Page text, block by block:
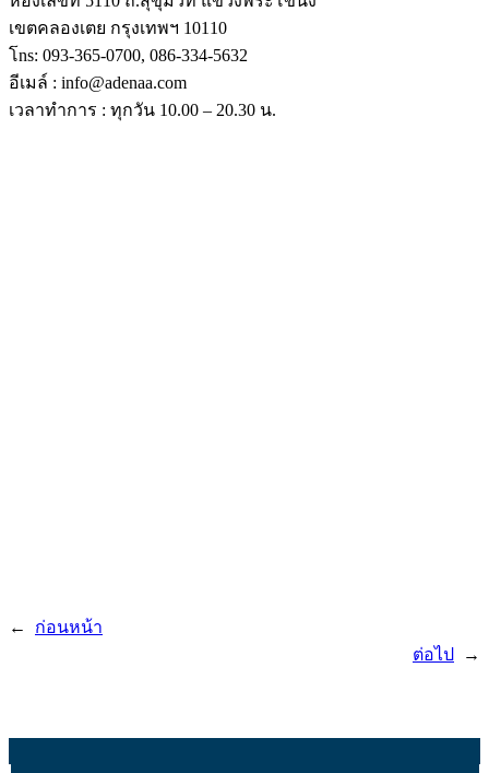
เขตคลองเตย กรุงเทพฯ 10110
โns: 093-365-0700, 086-334-5632
อีเมล์ : info@adenaa.com
เวลาทําการ : ทุกวัน 10.00 – 20.30 น.
←
ก่อนหน้า
ต่อไป
→